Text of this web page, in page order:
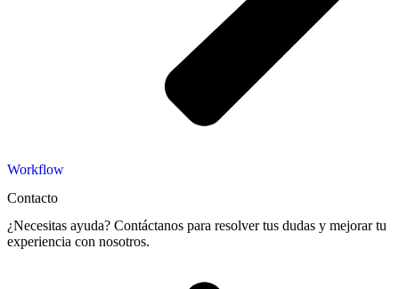
Workflow
Contacto
¿Necesitas ayuda? Contáctanos para resolver tus dudas y mejorar tu
experiencia con nosotros.